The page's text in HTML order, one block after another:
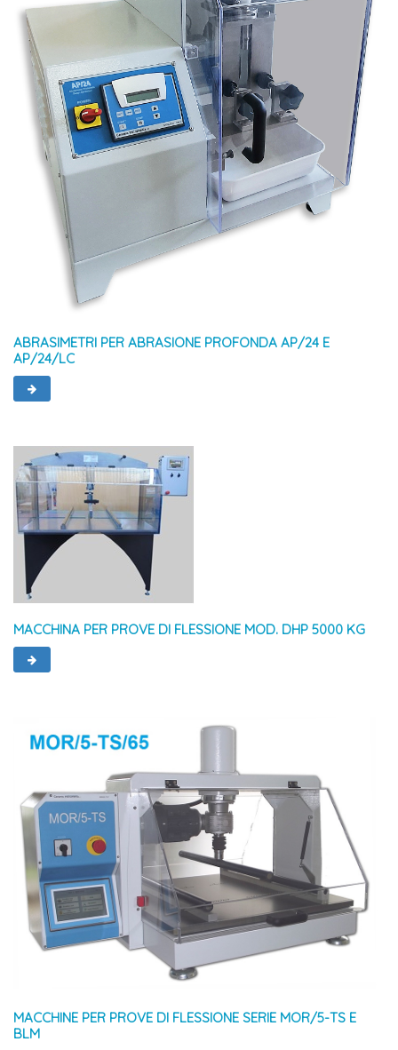
ABRASIMETRI PER ABRASIONE PROFONDA AP/24 E
AP/24/LC
MACCHINA PER PROVE DI FLESSIONE MOD. DHP 5000 KG
MACCHINE PER PROVE DI FLESSIONE SERIE MOR/5-TS E
BLM